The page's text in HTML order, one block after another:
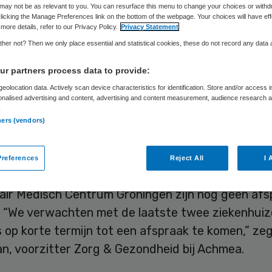
heeft met 91 van de 93 ziekenhuizen in Nederland
bereikt over de zorginkoop voor 2012.
klinieken zijn de afspraken bijna rond. De
de komende tijd omgezet in contracten.
Medisch Centrum Groningen zijn nog geen
“We verwachten met de laatste twee
op korte termijn tot een afspraak te komen,”
voorzitter Zorg & Gezondheid bij Achmea.
not be as relevant to you. You can resurface this menu to change your choices or
the Manage Preferences link on the bottom of the webpage. Your choices will have
details, refer to our Privacy Policy. Privacy Statement
not? Then we only place essential and statistical cookies, these do not record any data
partners process data to provide:
data. Actively scan device characteristics for identification. Store and/or access
advertising and content, advertising and content measurement, audience research
(vendors)
Reject All I